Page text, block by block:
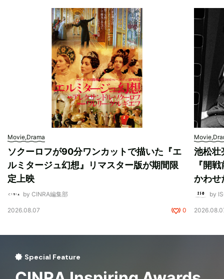
Movie,Drama
ソクーロフが90分ワンカットで描いた『エ
ルミタージュ幻想』リマスター版が期間限
定上映
by CINRA編集部
2026.08.07 0
池松壮
『開
かわせ
by
Special Feature